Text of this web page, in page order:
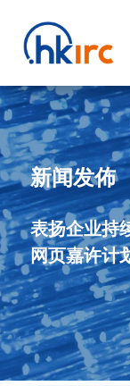
新闻发佈
表扬企业持
网页嘉许计